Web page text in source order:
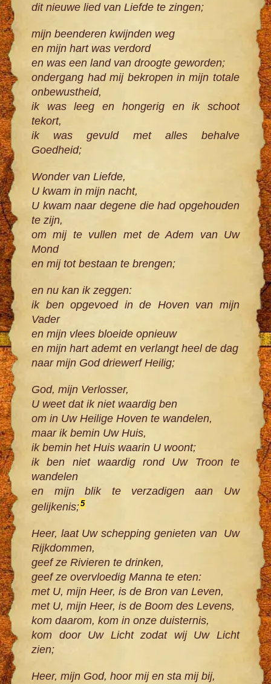
dit nieuwe lied van Liefde te zingen;
mijn beenderen kwijnden weg
en mijn hart was verdord
en was een land van droogte geworden;
ondergang had mij bekropen in mijn totale
onbewustheid,
ik was leeg en hongerig en ik schoot
tekort,
ik was gevuld met alles behalve
Goedheid;
Wonder van Liefde,
U kwam in mijn nacht,
U kwam naar degene die had opgehouden
te zijn,
om mij te vullen met de Adem van Uw
Mond
en mij tot bestaan te brengen;
en nu kan ik zeggen:
ik ben opgevoed in de Hoven van mijn
Vader
en mijn vlees bloeide opnieuw
en mijn hart ademt en verlangt heel de dag
naar mijn God driewerf Heilig;
God, mijn Verlosser,
U weet dat ik niet waardig ben
om in Uw Heilige Hoven te wandelen,
maar ik bemin Uw Huis,
ik bemin het Huis waarin U woont;
ik ben niet waardig rond Uw Troon te
wandelen
en mijn blik te verzadigen aan Uw
gelijkenis;5
Heer, laat Uw schepping genieten van Uw
Rijkdommen,
geef ze Rivieren te drinken,
geef ze overvloedig Manna te eten:
met U, mijn Heer, is de Bron van Leven,
met U, mijn Heer, is de Boom des Levens,
kom daarom, kom in onze duisternis,
kom door Uw Licht zodat wij Uw Licht
zien;
Heer, mijn God, hoor mij en sta mij bij,